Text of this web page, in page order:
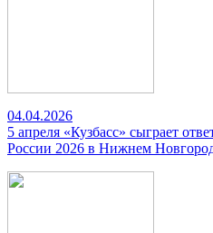
04.04.2026
5 апреля «Кузбасс» сыграет
России 2026 в Нижнем